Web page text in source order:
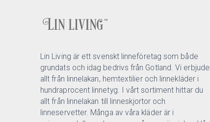
Lin Living är ett svenskt linneföretag som både
grundats och idag bedrivs från Gotland. Vi
allt från linnelakan, hemtextilier och linnekläder i
hundraprocent linnetyg. I vårt sortiment hittar du
allt från linnelakan till linneskjortor och
linneservetter. Många av våra kläder är i